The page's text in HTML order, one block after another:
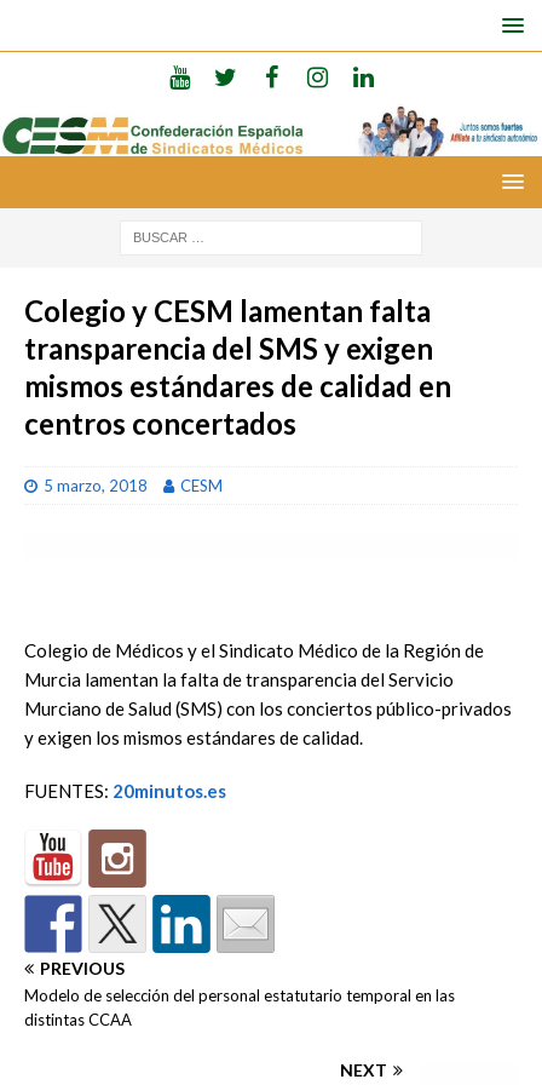
Colegio y CESM lamentan falta
transparencia del SMS y exigen
mismos estándares de calidad en
centros concertados
5 marzo, 2018 CESM
Colegio de Médicos y el Sindicato Médico de la Región de
Murcia lamentan la falta de transparencia del Servicio
Murciano de Salud (SMS) con los conciertos público-privados
y exigen los mismos estándares de calidad.
FUENTES: 20minutos.es
PREVIOUS
Modelo de selección del personal estatutario temporal en las
distintas CCAA
NEXT